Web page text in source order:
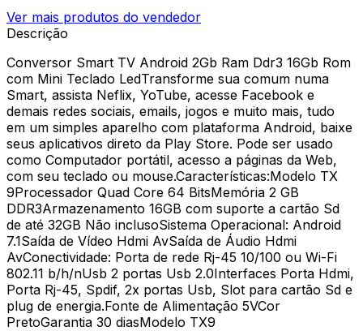
Ver mais produtos do vendedor
Descrição
Conversor Smart TV Android 2Gb Ram Ddr3 16Gb Rom
com Mini Teclado LedTransforme sua comum numa
Smart, assista Neflix, YoTube, acesse Facebook e
demais redes sociais, emails, jogos e muito mais, tudo
em um simples aparelho com plataforma Android, baixe
seus aplicativos direto da Play Store. Pode ser usado
como Computador portátil, acesso a páginas da Web,
com seu teclado ou mouse.Características:Modelo TX
9Processador Quad Core 64 BitsMemória 2 GB
DDR3Armazenamento 16GB com suporte a cartão Sd
de até 32GB Não inclusoSistema Operacional: Android
7.1Saída de Vídeo Hdmi AvSaída de Áudio Hdmi
AvConectividade: Porta de rede Rj-45 10/100 ou Wi-Fi
802.11 b/h/nUsb 2 portas Usb 2.0Interfaces Porta Hdmi,
Porta Rj-45, Spdif, 2x portas Usb, Slot para cartão Sd e
plug de energia.Fonte de Alimentação 5VCor
PretoGarantia 30 diasModelo TX9